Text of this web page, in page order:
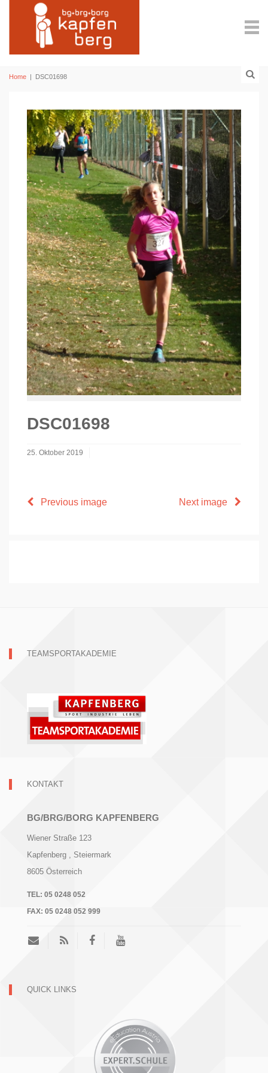
Home | DSC01698
DSC01698
25. Oktober 2019
Previous image Next image
TEAMSPORTAKADEMIE
KONTAKT
BG/BRG/BORG KAPFENBERG
Wiener Straße 123
Kapfenberg , Steiermark
8605 Österreich
TEL: 05 0248 052
FAX: 05 0248 052 999
QUICK LINKS